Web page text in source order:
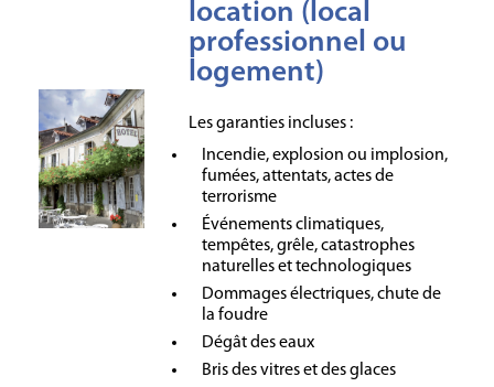
location (local
professionnel ou
logement)
Les garanties incluses :
Incendie, explosion ou implosion,
fumées, attentats, actes de
terrorisme
Événements climatiques,
tempêtes, grêle, catastrophes
naturelles et technologiques
Dommages électriques, chute de
la foudre
Dégât des eaux
Bris des vitres et des glaces